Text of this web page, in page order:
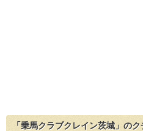
「乗馬クラブクレイン茨城」のク